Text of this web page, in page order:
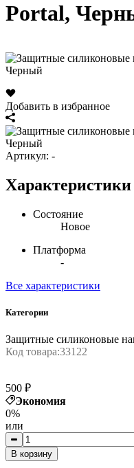
Portal,
Добавить в избранное
Артикул: -
Характеристики
Состояние
Новое
Платформа
-
Все характеристики
Категории
Защитные силиконовые
Код товара:33122
500 ₽
Экономия
0%
или
В корзину